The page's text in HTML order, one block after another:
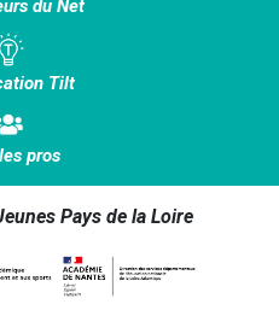
du Net
Tilt
pros
Pays de la Loire